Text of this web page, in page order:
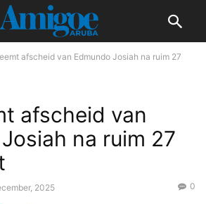
afscheid van Edmundo Josiah na ruim 27
afscheid van
na ruim 27
2025 0